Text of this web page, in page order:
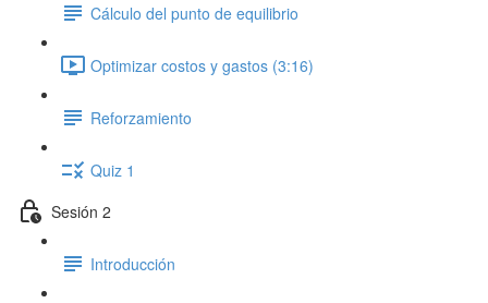
Cálculo del punto de equilibrio
Optimizar costos y gastos (3:16)
Reforzamiento
Quiz 1
Sesión 2
Introducción